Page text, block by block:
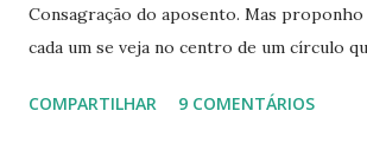
Consagração do aposento. Mas
cada um se veja no centro de um círculo
cada um de nós mesmos. Um círculo que
COMPARTILHAR 9 COMENTÁRIOS